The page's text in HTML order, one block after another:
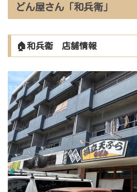
どん屋さん「和兵衛」
🏠和兵衞 店舗情報